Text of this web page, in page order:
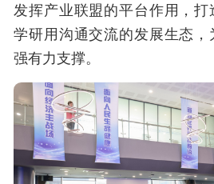
发挥产业联盟的平台作用，
学研用沟通交流的发展生态
强有力支撑。